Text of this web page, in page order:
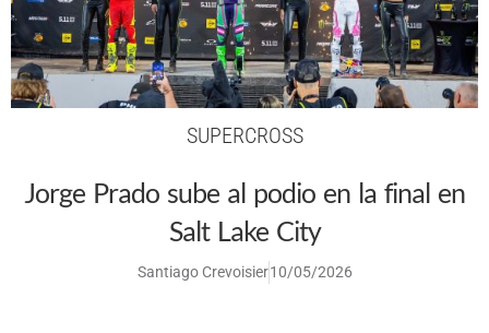
SUPERCROSS
Jorge Prado sube al podio en la final en
Salt Lake City
Santiago Crevoisier10/05/2026